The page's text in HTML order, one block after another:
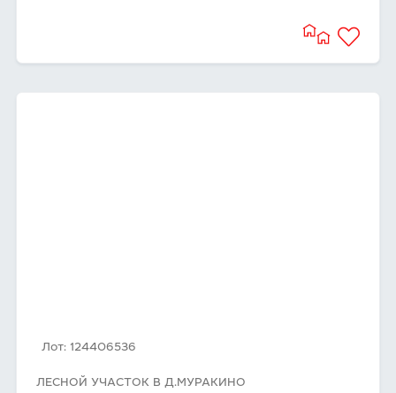
Лот: 124406536
ЛЕСНОЙ УЧАСТОК В Д.МУРАКИНО